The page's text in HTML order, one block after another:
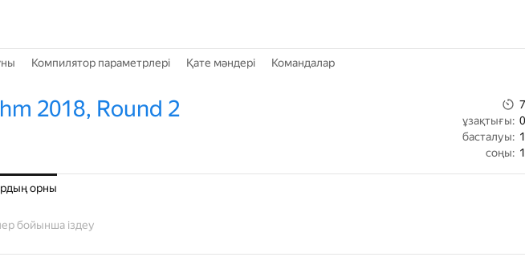
Компилятор параметрлері Қате мәндері Командалар
2018, Round 2
ұзақтығы:
басталуы:
соңы:
орны